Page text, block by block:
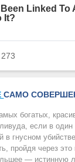
САМО
богатых,
если в
в гнусном
пройдя через это
— истинную